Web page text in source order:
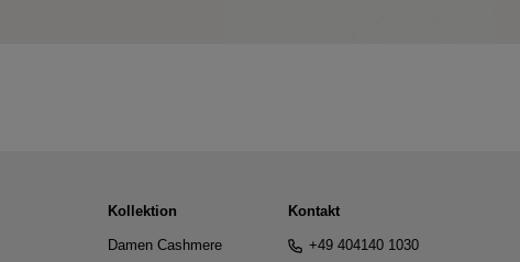
Kollektion
Damen Cashmere
Kontakt
+49 404140 1030